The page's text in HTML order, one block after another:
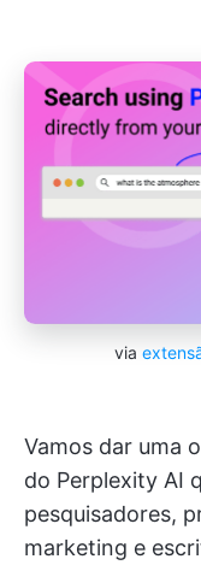
via
Vamos dar uma
do Perplexity AI
pesquisadores,
marketing e